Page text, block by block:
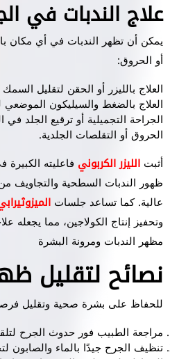
7. علاج الندبات في
يمكن أن تظهر الندبات في أي مكان
أو الحروق:
العلاج بالليزر أو الحقن لتقليل
العلاج بالضغط والسيليكون الموضعي
الجراحة التجميلية أو ترقيع الجلد في
الحروق أو التقلصات الجلدية.
أثبت الليزر الكربوني فاعليته
ظهور الندبات السطحية والتجاويف
عالية. كما تساعد جلسات
وتحفيز إنتاج الكولاجين، مما يجعله
مظهر الندبات ومرونة البشرة
نصائح لتقليل
للحفاظ على بشرة صحية وتقليل
مراجعة الطبيب فور حدوث الجرح
تنظيف الجرح جيدًا بالماء والصابون